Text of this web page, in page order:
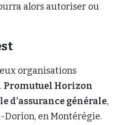
alors autoriser ou
organisations
Promutuel Horizon
d’assurance générale,
en Montérégie.